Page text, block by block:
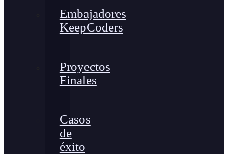
Embajadores
KeepCoders
Proyectos
Finales
Casos
de
éxito